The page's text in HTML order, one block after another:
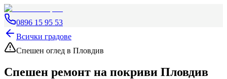
0896 15 95 53
Всички градове
Спешен оглед в Пловдив
Спешен ремонт на покриви Пловдив